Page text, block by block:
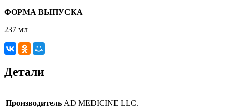
ФОРМА ВЫПУСКА
237 мл
Детали
Производитель AD MEDICINE LLC.